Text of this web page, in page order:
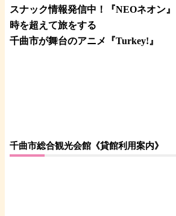
スナック情報発信中！『NEOネオン』
時を超えて旅をする
千曲市が舞台のアニメ『Turkey!』
千曲市総合観光会館《貸館利用案内》